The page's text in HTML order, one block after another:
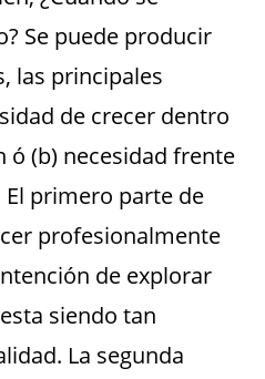
Se puede producir
las principales
de crecer dentro
ó (b) necesidad frente
primero parte de
profesionalmente
de explorar
siendo tan
La segunda